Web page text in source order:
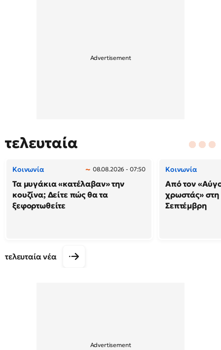
τελευταία
Κοινωνία 08.08.2026 - 07:50
Τα μυγάκια «κατέλαβαν» την
κουζίνα; Δείτε πώς θα τα
ξεφορτωθείτε
Κοινωνία
Από τον
χρωστάς»
Σεπτέμβρη
τελευταία νέα